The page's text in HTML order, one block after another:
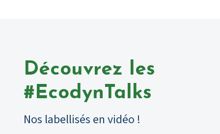
Découvrez les
#EcodynTalks
Nos labellisés en vidéo !